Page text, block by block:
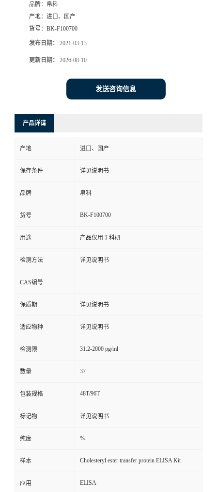
品牌： 帛科
产地： 进口、国产
货号： BK-F100700
发布日期： 2021-03-13
更新日期： 2026-08-10
发送咨询信息
产品详请
产地 进口、国产
保存条件 详见说明书
品牌 帛科
货号 BK-F100700
用途 产品仅用于科研
检测方法 详见说明书
CAS编号
保质期 详见说明书
适应物种 详见说明书
检测限 31.2-2000 pg/ml
数量 37
包装规格 48T/96T
标记物 详见说明书
纯度 %
样本 Cholesteryl ester transfer protein ELISA Kit
应用 ELISA